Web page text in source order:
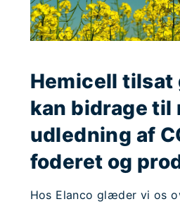
Hemicell
kan bidrage til
udledning af
foderet og
Hos Elanco glæder vi os